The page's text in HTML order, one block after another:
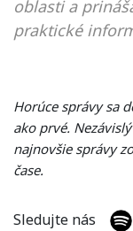
oblasti a
praktické
Horúce správy sa
ako prvé.
najnovšie správy
čase.
Sledujte nás